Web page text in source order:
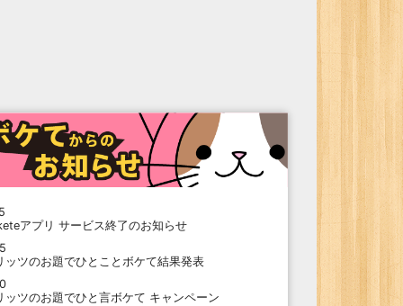
アプリ サービス終了のお知らせ
ッツのお題でひとことボケて結果発表
ッツのお題でひと言ボケて キャンペーン